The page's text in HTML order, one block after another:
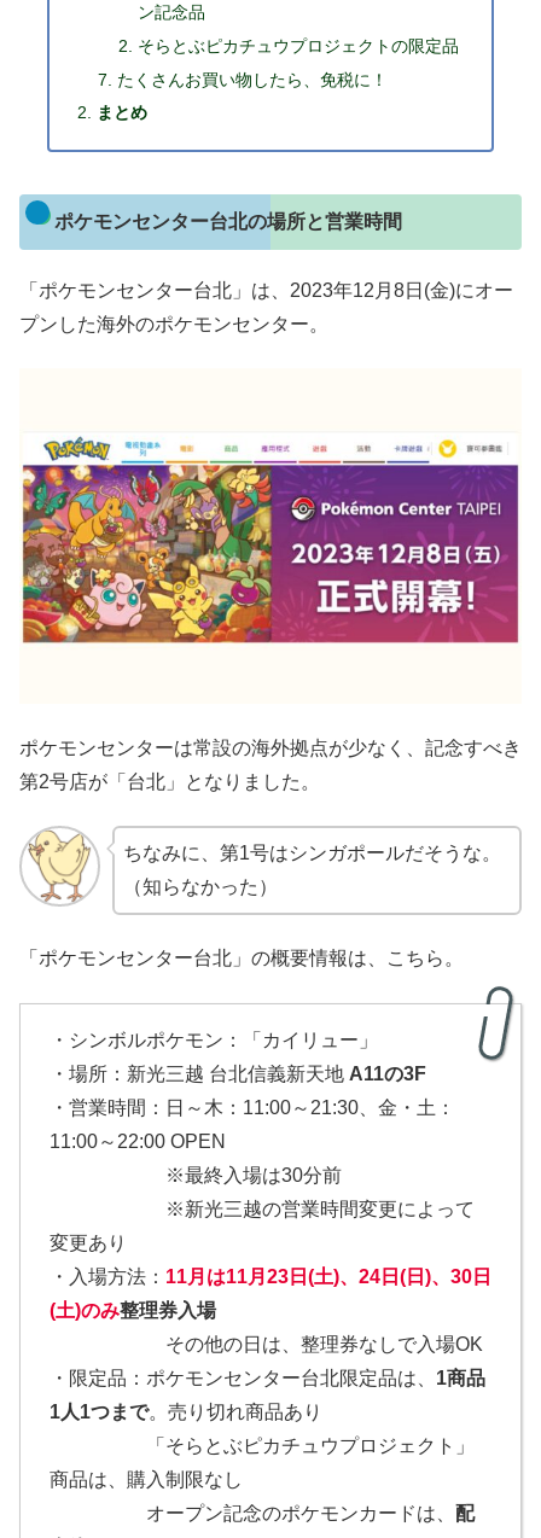
ン記念品
そらとぶピカチュウプロジェクトの限定品
たくさんお買い物したら、免税に！
まとめ
ポケモンセンター台北の場所と営業時間
「ポケモンセンター台北」は、2023年12月8日(金)にオー
プンした海外のポケモンセンター。
ポケモンセンターは常設の海外拠点が少なく、記念すべき
第2号店が「台北」となりました。
ちなみに、第1号はシンガポールだそうな。
（知らなかった）
「ポケモンセンター台北」の概要情報は、こちら。
・シンボルポケモン：「カイリュー」
・場所：新光三越 台北信義新天地 A11の3F
・営業時間：日～木：11:00～21:30、金・土：
11:00～22:00 OPEN
※最終入場は30分前
※新光三越の営業時間変更によって
変更あり
・入場方法： 11月は11月23日(土)、24日(日)、30日
(土)のみ整理券入場
その他の日は、整理券なしで入場OK
・限定品：ポケモンセンター台北限定品は、 1商品
1人1つまで。売り切れ商品あり
「そらとぶピカチュウプロジェクト」
商品は、購入制限なし
オープン記念のポケモンカードは、 配